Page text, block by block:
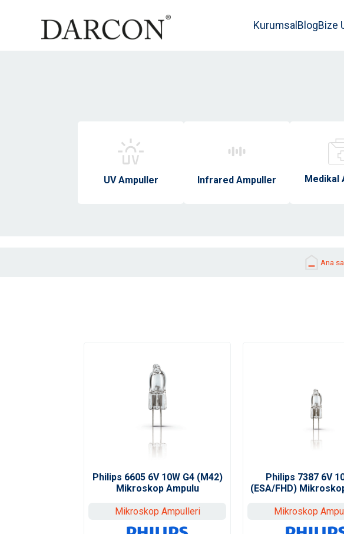
Kurumsal BlogBize
UV Ampuller Infrared Ampuller Medikal
Ana
Philips 6605 6V 10W G4 (M42)
Mikroskop Ampulu
Mikroskop Ampulleri
Philips 7387 6V
(ESA/FHD)
Mikroskop